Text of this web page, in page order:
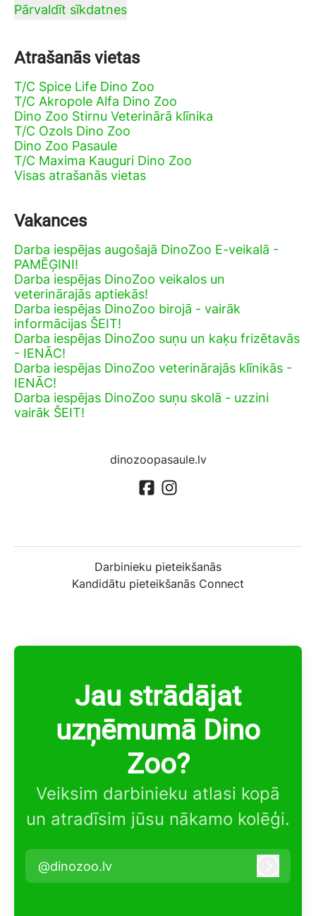
Pārvaldīt sīkdatnes
Atrašanās vietas
T/C Spice Life Dino Zoo
T/C Akropole Alfa Dino Zoo
Dino Zoo Stirnu Veterinārā klīnika
T/C Ozols Dino Zoo
Dino Zoo Pasaule
T/C Maxima Kauguri Dino Zoo
Visas atrašanās vietas
Vakances
Darba iespējas augošajā DinoZoo E-veikalā -
PAMĒĢINI!
Darba iespējas DinoZoo veikalos un
veterinārajās aptiekās!
Darba iespējas DinoZoo birojā - vairāk
informācijas ŠEIT!
Darba iespējas DinoZoo suņu un kaķu frizētavās
- IENĀC!
Darba iespējas DinoZoo veterinārajās klīnikās -
IENĀC!
Darba iespējas DinoZoo suņu skolā - uzzini
vairāk ŠEIT!
dinozoopasaule.lv
Darbinieku pieteikšanās
Kandidātu pieteikšanās Connect
Jau strādājat
uzņēmumā Dino
Zoo?
Veiksim darbinieku atlasi kopā
un atradīsim jūsu nākamo kolēģi.
@dinozoo.lv